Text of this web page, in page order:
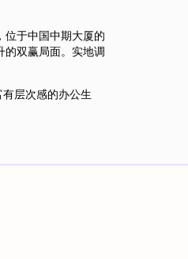
位于中国中期大厦的
的双赢局面。实地调
层次感的办公生